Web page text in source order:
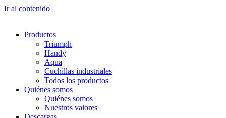
Ir al contenido
Productos
Triumph
Handy
Aqua
Cuchillas industriales
Todos los productos
Quiénes somos
Quiénes somos
Nuestros valores